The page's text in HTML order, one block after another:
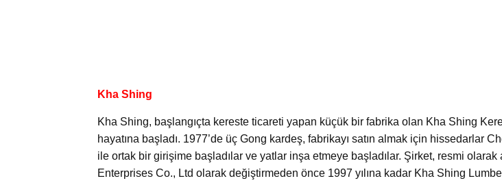
Kha Shing
Kha Shing, başlangıçta kereste ticareti yapan küçük bir fabrika olan Kha Shing
hayatına başladı. 1977’de üç Gong kardeş, fabrikayı satın almak için hissedarlar
ile ortak bir girişime başladılar ve yatlar inşa etmeye başladılar. Şirket, resmi olarak
Enterprises Co., Ltd olarak değiştirmeden önce 1997 yılına kadar Kha Shing